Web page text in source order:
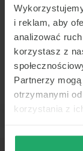
i reklam, aby
analizować
korzystasz z
Partnerzy
otrzymanymi
korzystania z ich
-